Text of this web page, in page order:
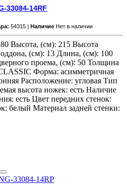
33084-14RF
54315 | Наличие Нет в наличии
Высота, (см): 215 Высота
(см): 13 Длина, (см): 100
проема, (см): 50 Толщина
Форма: асимметричная
Расположение: угловая Тип
высота ножек: есть Наличие
есть Цвет передних стенок:
белый Материал задней стенки: